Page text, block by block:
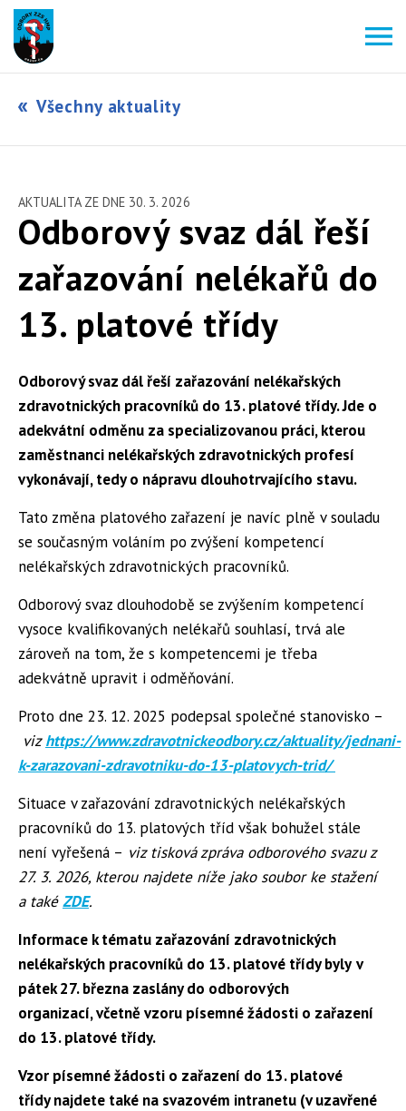
Všechny aktuality
AKTUALITA ZE DNE 30. 3. 2026
Odborový svaz dál řeší
zařazování nelékařů do
13. platové třídy
Odborový svaz dál řeší zařazování nelékařských
zdravotnických pracovníků do 13. platové třídy. Jde o
adekvátní odměnu za specializovanou práci, kterou
zaměstnanci nelékařských zdravotnických profesí
vykonávají, tedy o nápravu dlouhotrvajícího stavu.
Tato změna platového zařazení je navíc plně v souladu
se současným voláním po zvýšení kompetencí
nelékařských zdravotnických pracovníků.
Odborový svaz dlouhodobě se zvýšením kompetencí
vysoce kvalifikovaných nelékařů souhlasí, trvá ale
zároveň na tom, že s kompetencemi je třeba
adekvátně upravit i odměňování.
Proto dne 23. 12. 2025 podepsal společné stanovisko –
vizhttps://www.zdravotnickeodbory.cz/aktuality/jednani-
k-zarazovani-zdravotniku-do-13-platovych-trid/
Situace v zařazování zdravotnických nelékařských
pracovníků do 13. platových tříd však bohužel stále
není vyřešená – viz tisková zpráva odborového svazu z
27. 3. 2026, kterou najdete níže jako soubor ke stažení
a takéZDE.
Informace k tématu zařazování zdravotnických
nelékařských pracovníků do 13. platové třídy byly v
pátek 27. března zaslány do odborových
organizací, včetně vzoru písemné žádosti o zařazení
do 13. platové třídy.
Vzor písemné žádosti o zařazení do 13. platové
třídy najdete také na svazovém intranetu (v uzavřené